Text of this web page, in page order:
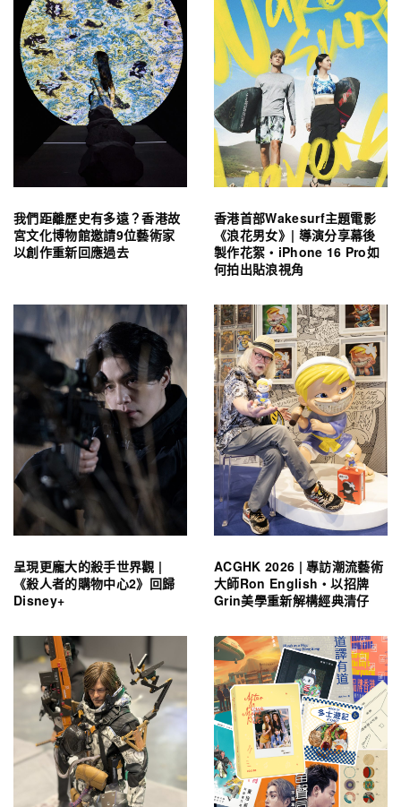
我們距離歷史有多遠？香港故
宮文化博物館邀請9位藝術家
以創作重新回應過去
香港首部Wakesurf主題電影
《浪花男女》| 導演分享幕後
製作花絮・iPhone 16 Pro如
何拍出貼浪視角
呈現更龐大的殺手世界觀 |
《殺人者的購物中心2》回歸
Disney+
ACGHK 2026 | 專訪潮流藝術
大師Ron English・以招牌
Grin美學重新解構經典清仔